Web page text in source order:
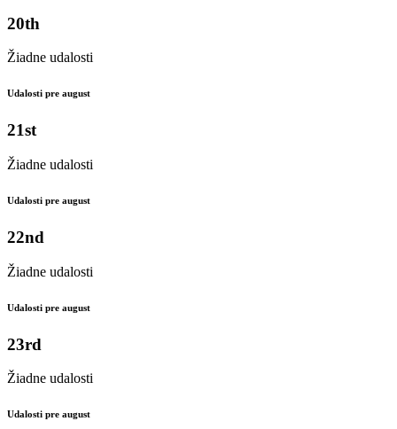
20th
Žiadne udalosti
Udalosti pre august
21st
Žiadne udalosti
Udalosti pre august
22nd
Žiadne udalosti
Udalosti pre august
23rd
Žiadne udalosti
Udalosti pre august